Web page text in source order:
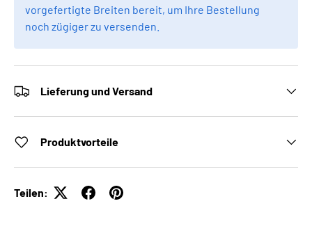
vorgefertigte Breiten bereit, um Ihre Bestellung
noch zügiger zu versenden.
Lieferung und Versand
Produktvorteile
Teilen: